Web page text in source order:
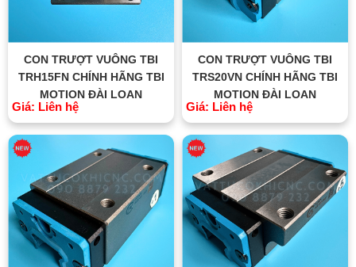
CON TRƯỢT VUÔNG TBI
TRH15FN CHÍNH HÃNG TBI
MOTION ĐÀI LOAN
Giá: Liên hệ
CON TRƯỢT VUÔNG TBI
TRS20VN CHÍNH HÃNG TBI
MOTION ĐÀI LOAN
Giá: Liên hệ